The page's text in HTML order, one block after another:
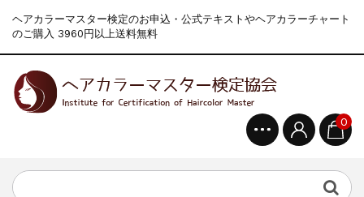
ヘアカラーマスター検定のお申込・公式テキストやヘアカラーチャート
のご購入 3960円以上送料無料
0